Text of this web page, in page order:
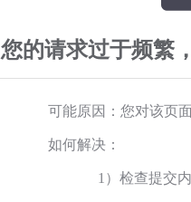
您的请求过于频繁
可能原因：您对该页
如何解决：
1）检查提交